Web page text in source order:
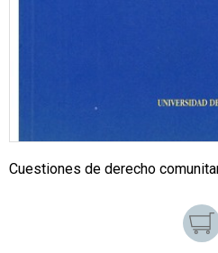
Cuestiones de derecho